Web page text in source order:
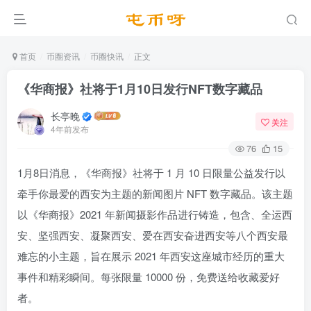
首页 币圈资讯 币圈快讯 正文
《华商报》社将于1月10日发行NFT数字藏品
长亭晚
4年前发布
关注
76 15
1月8日消息，《华商报》社将于 1 月 10 日限量公益发行以
牵手你最爱的西安为主题的新闻图片 NFT 数字藏品。该主题
以《华商报》2021 年新闻摄影作品进行铸造，包含、全运西
安、坚强西安、凝聚西安、爱在西安奋进西安等八个西安最
难忘的小主题，旨在展示 2021 年西安这座城市经历的重大
事件和精彩瞬间。每张限量 10000 份，免费送给收藏爱好
者。